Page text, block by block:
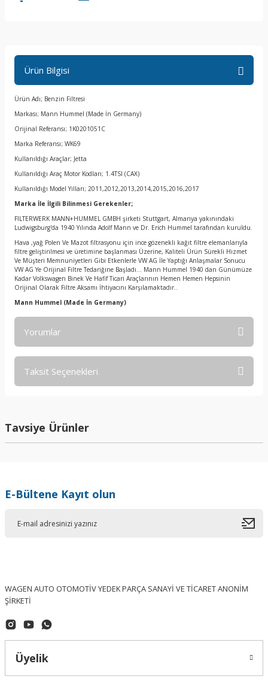
Ürün Bilgisi
Ürün Adı; Benzin Filtresi
Markası; Mann Hummel (Made İn Germany)
Orijinal Referansı; 1K0201051C
Marka Referansı; WK69
Kullanıldığı Araçlar; Jetta
Kullanıldığı Araç Motor Kodları; 1.4TSI (CAX)
Kullanıldığı Model Yılları; 2011,2012,2013,2014,2015,2016,2017
Marka İle İlgili Bilinmesi Gerekenler;
FILTERWERK MANN+HUMMEL GMBH şirketi Stuttgart, Almanya yakınındaki
Ludwigsburg'da 1940 Yılında Adolf Mann ve Dr. Erich Hummel tarafından kuruldu.
Hava ,yağ Polen Ve Mazot filtrasyonu için ince gözenekli kağıt filtre elemanlarıyla
filtre geliştirilmesi ve üretimine başlanması Üzerine, Kaliteli Ürün Sürekli Hizmet
Ve Müşteri Memnuniyetleri Gibi Etkenlerle VW AG İle Yaptığı Anlaşmalar Sonucu
VW AG Ye Orijinal Filtre Tedariğine Başladı… Mann Hummel 1940 dan Günümüze
Kadar Volkswagen Binek Ve Hafif Ticari Araçlarının Hemen Hemen Hepsinin
Orijinal Olarak Filtre Aksamı İhtiyacını Karşılamaktadır..
Mann Hummel (Made İn Germany)
Yorumlar
Taksit Seçenekleri
Tavsiye Ürünler
E-Bültene Kayıt olun
WAGEN AUTO OTOMOTİV YEDEK PARÇA SANAYİ VE TİCARET ANONİM
ŞİRKETİ
Üyelik